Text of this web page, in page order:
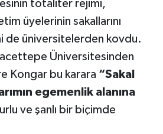
totaliter rejimi,
üyelerinin sakallarını
de üniversitelerden kovdu.
Üniversitesinden
Kongar bu karara “Sakal
egemenlik alanına
ve şanlı bir biçimde